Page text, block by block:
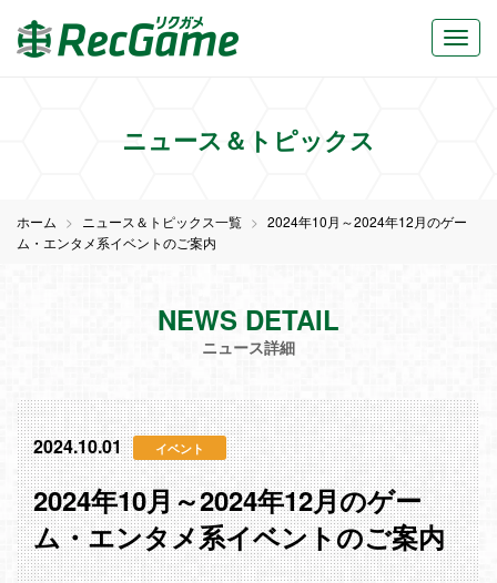
ニュース＆トピックス
ホーム ニュース＆トピックス一覧
2024年10月～2024年12月のゲー
ム・エンタメ系イベントのご案内
NEWS DETAIL
ニュース詳細
2024.10.01 イベント
2024年10月～2024年12月のゲー
ム・エンタメ系イベントのご案内